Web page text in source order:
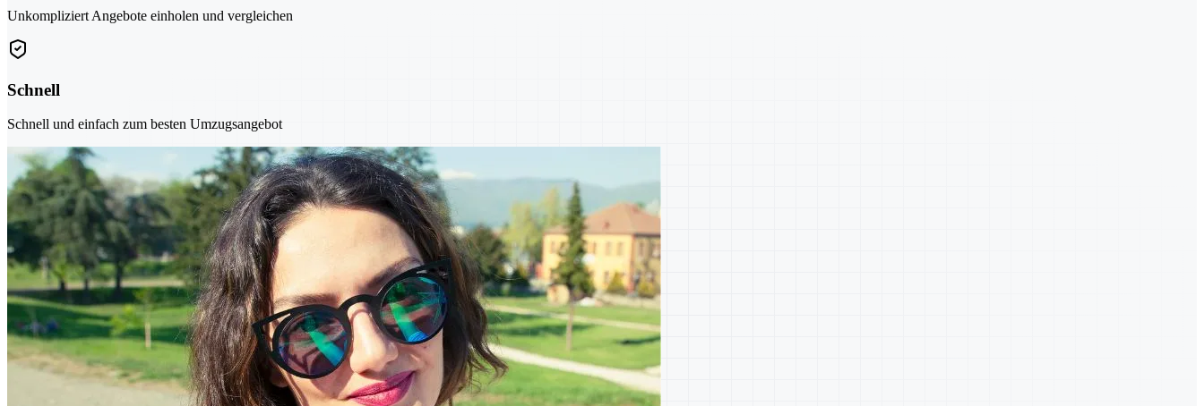
Unkompliziert Angebote einholen und vergleichen
Schnell
Schnell und einfach zum besten Umzugsangebot